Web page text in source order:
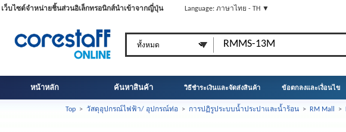
เว็บไซต์จำหน่ายชิ้นส่วนอิเล็กทรอนิกส์นำเข้าจากญี่ปุ่น Language: ภาษาไทย - TH ▼
หน้าหลัก ค้นหาสินค้า วิธีชำระเงินและจัดส่งสินค้า ข้อตกลงและเงื่อนไข
Top > วัสดุอุปกรณ์ไฟฟ้า/ อุปกรณ์ท่อ > การปฏิรูประบบน้ำประปาและน้ำร้อน > RM Mall >